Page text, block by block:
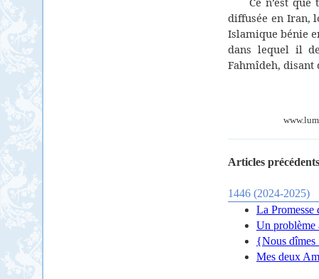
diffusée en Iran,
Islamique bénie
dans lequel il
Fahmîdeh, disant
Articles
1446 (2024-2025)
La Promesse
Un problème
{Nous dîmes
Mes deux